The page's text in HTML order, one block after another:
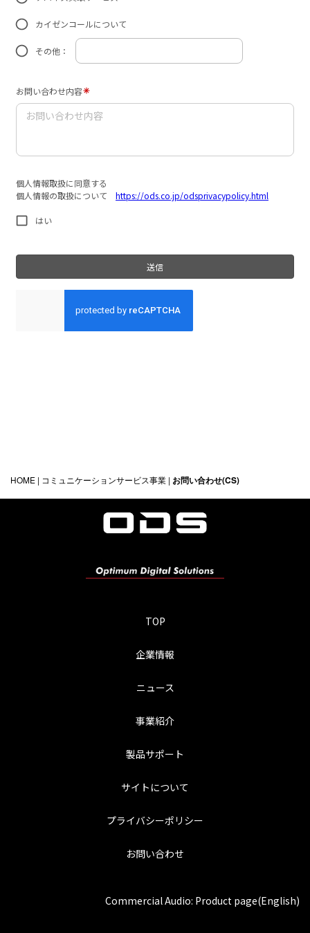
HOME | コミュニケーションサービス事業 | お問い合わせ(CS)
TOP
企業情報
ニュース
事業紹介
製品サポート
サイトについて
プライバシーポリシー
お問い合わせ
Commercial Audio: Product page(English)